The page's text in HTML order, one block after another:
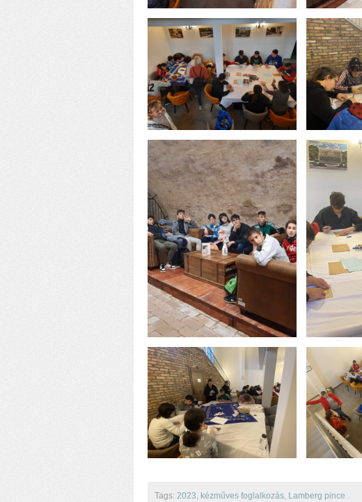
Tags: 2023, kézműves foglalkozás, Lamberg pince .